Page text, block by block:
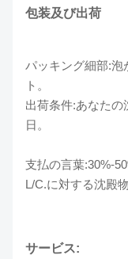
包装及び出荷
パッキング細部:泡
ト。
出荷条件:あなたの
日。
支払の言葉:30%-
L/C.に対する沈殿
サービス: